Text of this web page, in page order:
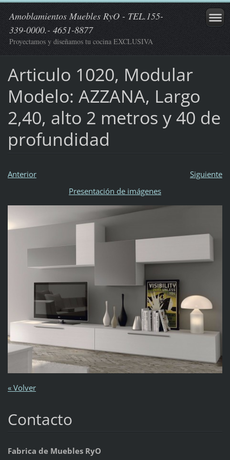
Amoblamientos Muebles RyO - TEL.155-
339-0000.- 4651-8877
Proyectamos y diseñamos tu cocina EXCLUSIVA
Articulo 1020, Modular
Modelo: AZZANA, Largo
2,40, alto 2 metros y 40 de
profundidad
Anterior
Siguiente
Presentación de imágenes
« Volver
Contacto
Fabrica de Muebles RyO